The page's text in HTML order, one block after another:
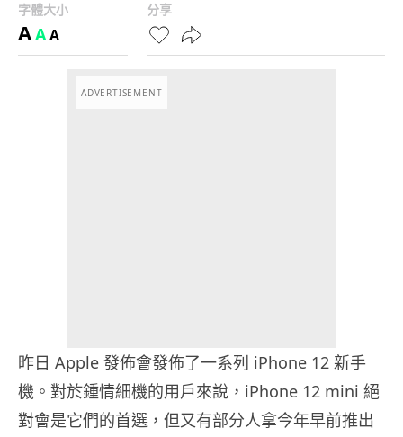
字體大小
AAA
分享
ADVERTISEMENT
昨日 Apple 發佈會發佈了一系列 iPhone 12 新手
機。對於鍾情細機的用戶來說，iPhone 12 mini 絕
對會是它們的首選，但又有部分人拿今年早前推出